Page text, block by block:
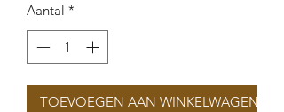
Aantal *
TOEVOEGEN AAN WINKELWAGEN